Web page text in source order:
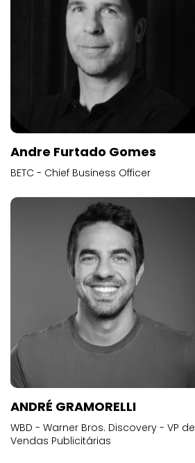
Andre Furtado Gomes
BETC - Chief Business Officer
ANDRÉ GRAMORELLI
WBD - Warner Bros. Discovery - VP de
Vendas Publicitárias